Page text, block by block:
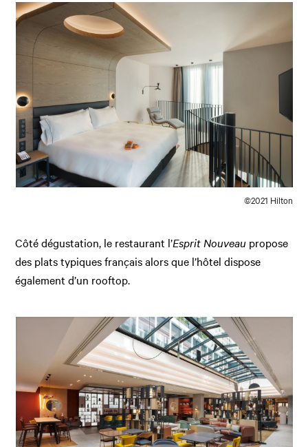
©2021 Hilton
Côté dégustation, le restaurant l’Esprit Nouveau propose
des plats typiques français alors que l’hôtel dispose
également d’un rooftop.